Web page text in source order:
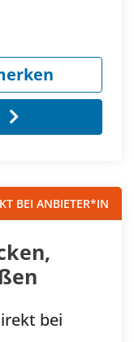
BEI ANBIETER*IN
bei